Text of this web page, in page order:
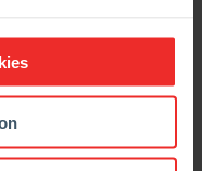
furo de